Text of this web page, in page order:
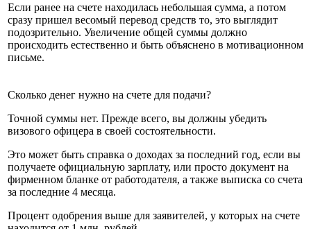
Если ранее на счете находилась небольшая сумма, а потом
сразу пришел весомый перевод средств то, это выглядит
подозрительно. Увеличение общей суммы должно
происходить естественно и быть объяснено в мотивационном
письме.
Сколько денег нужно на счете для подачи?
Точной суммы нет. Прежде всего, вы должны убедить
визового офицера в своей состоятельности.
Это может быть справка о доходах за последний год, если вы
получаете официальную зарплату, или просто документ на
фирменном бланке от работодателя, а также выписка со счета
за последние 4 месяца.
Процент одобрения выше для заявителей, у которых на счете